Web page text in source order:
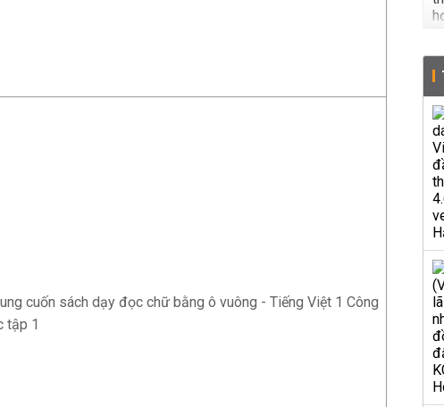
cuốn sách dạy đọc chữ bằng ô vuông - Tiếng Việt 1 Công
tập 1